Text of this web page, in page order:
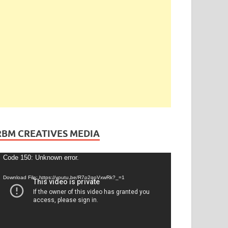
CREATIVES MEDIA
Code 150: Unknown error.
Download File: https://youtu.be/R7o2qoVxwRk?_=1